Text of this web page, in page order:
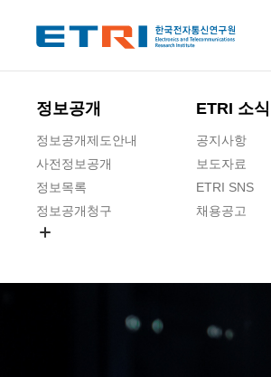
정보공개
정보공개제도안내
사전정보공개
정보목록
정보공개청구
ETRI 소식
공지사항
보도자료
ETRI SNS
채용공고